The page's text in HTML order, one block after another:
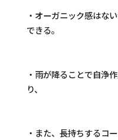
・オーガニック感はな
できる。
・雨が降ることで自浄
り、
・また、長持ちするコ